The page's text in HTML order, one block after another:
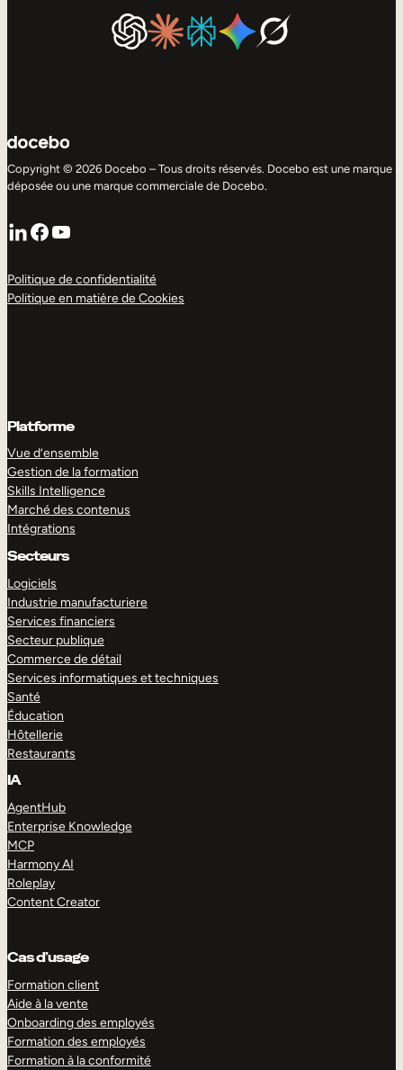
Copyright © 2026 Docebo – Tous droits réservés. Docebo est une marque
déposée ou une marque commerciale de Docebo.
LinkedIn
Facebook
YouTube
Politique de confidentialité
Politique en matière de Cookies
Platforme
Vue d’ensemble
Gestion de la formation
Skills Intelligence
Marché des contenus
Intégrations
Secteurs
Logiciels
Industrie manufacturiere
Services financiers
Secteur publique
Commerce de détail
Services informatiques et techniques
Santé
Éducation
Hôtellerie
Restaurants
IA
AgentHub
Enterprise Knowledge
MCP
Harmony AI
Roleplay
Content Creator
Cas d’usage
Formation client
Aide à la vente
Onboarding des employés
Formation des employés
Formation à la conformité